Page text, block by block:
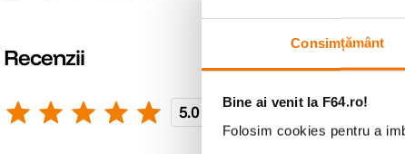
Consimțământ
Bine ai venit la F64.ro!
Folosim cookies pentru a
Recenzii
5.0 2 recenzii Scrie o recenzie